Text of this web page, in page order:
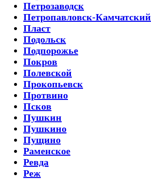
Петрозаводск
Петропавловск-Камчатский
Пласт
Подольск
Подпорожье
Покров
Полевской
Прокопьевск
Протвино
Псков
Пушкин
Пушкино
Пущино
Раменское
Ревда
Реж